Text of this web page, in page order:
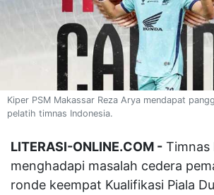
Kiper PSM Makassar Reza Arya mendapat
pelatih timnas Indonesia.
LITERASI-ONLINE.COM - Timnas
menghadapi masalah cedera
ronde keempat Kualifikasi Piala